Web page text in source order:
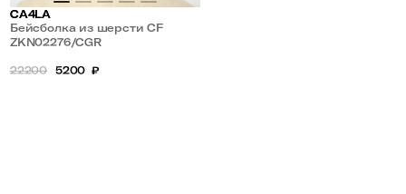
CA4LA
Бейсболка из шерсти CF
BASQUE BALL CAP
ZKN02276/CGR
22200 5200 ₽